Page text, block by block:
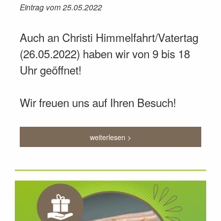
Eintrag vom 25.05.2022
Auch an Christi Himmelfahrt/Vatertag
(26.05.2022) haben wir von 9 bis 18
Uhr geöffnet!
Wir freuen uns auf Ihren Besuch!
weiterlesen >